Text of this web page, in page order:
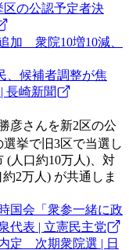
区の公認予定者決
加 衆院10増10減、
候補者調整が焦
点 新2、3区「これから」 | 長崎新聞
彦さんを新2区の公
挙で旧3区で当選し
(人口約10万人)、対
2万人) が共通しま
国会「衆参一緒に政
代表 | 立憲民主党
定 次期衆院選 | 日